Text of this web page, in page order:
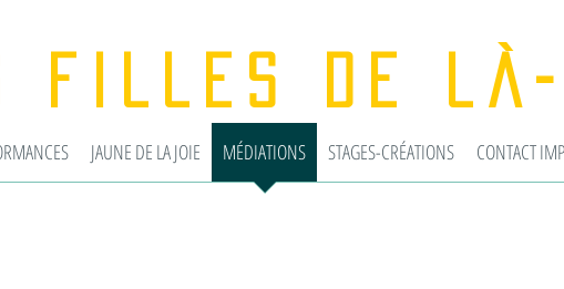
filles de
JAUNE DE LA JOIE MÉDIATIONS STAGES-CRÉATIONS CONTACT